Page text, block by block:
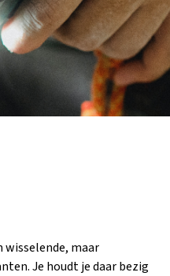
wisselende, maar
Je houdt je daar bezig